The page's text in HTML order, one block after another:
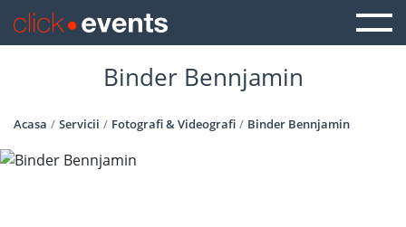
Binder Bennjamin
Acasa Servicii Fotografi & Videografi Binder Bennjamin